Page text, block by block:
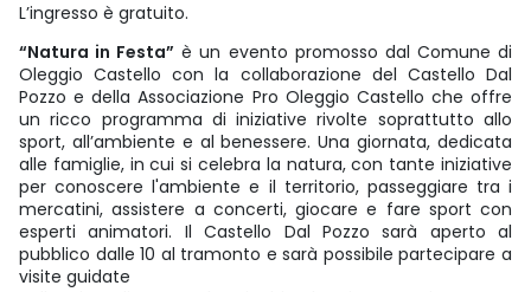
L’ingresso è gratuito.
“Natura in Festa” è un evento promosso dal Comune di
Oleggio Castello con la collaborazione del Castello Dal
Pozzo e della Associazione Pro Oleggio Castello che offre
un ricco programma di iniziative rivolte soprattutto allo
sport, all’ambiente e al benessere. Una giornata, dedicata
alle famiglie, in cui si celebra la natura, con tante iniziative
per conoscere l'ambiente e il territorio, passeggiare tra i
mercatini, assistere a concerti, giocare e fare sport con
esperti animatori. Il Castello Dal Pozzo sarà aperto al
pubblico dalle 10 al tramonto e sarà possibile partecipare a
visite guidate